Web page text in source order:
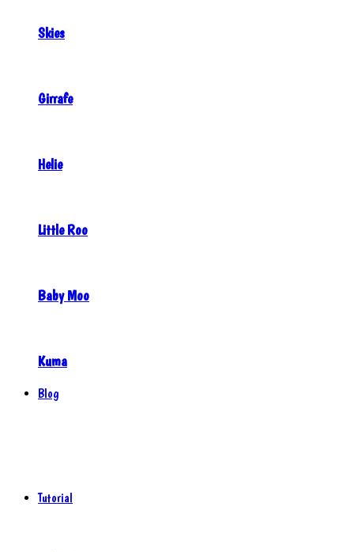
Skies
Girrafe
Helie
Little Roo
Baby Moo
Kuma
Blog
Tutorial